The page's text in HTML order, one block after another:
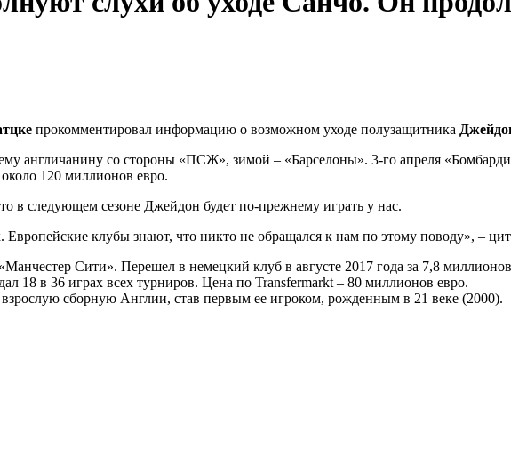
прокомментировал информацию о возможном уходе полузащитника
англичанину со стороны «ПСЖ», зимой – «Барселоны». 3-го апреля
120 миллионов евро.
в следующем сезоне Джейдон будет по-прежнему играть у нас.
клубы знают, что никто не обращался к нам по этому поводу», –
Сити». Перешел в немецкий клуб в августе 2017 года за 7,8
18 в 36 играх всех турниров. Цена по Transfermarkt – 80 миллионов евро.
сборную Англии, став первым ее игроком, рожденным в 21 веке (2000).